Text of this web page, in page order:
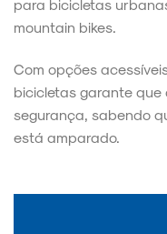
para bicicletas
mountain bikes.
Com opções
bicicletas garante que
segurança, sabendo
está amparado.